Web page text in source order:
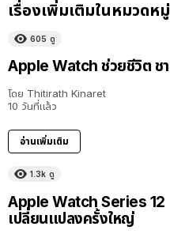
เรื่องเพิ่มเติมในหมวดห
605 ดู
Apple Watch ช่วยชีวิต ชา
โดย Thitirath Kinaret
10 วันที่แล้ว
อ่านเพิ่มเติม
1.3k ดู
Apple Watch Series 12
เปลี่ยนแปลงครั้งใหญ่